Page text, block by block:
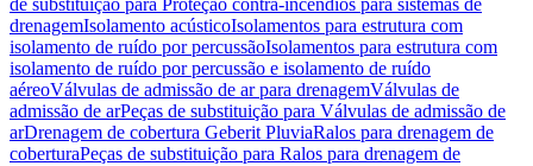
de substituição para Proteção contra-incêndios para sistemas de
drenagemIsolamento acústicoIsolamentos para estrutura com
isolamento de ruído por percussãoIsolamentos para estrutura com
isolamento de ruído por percussão e isolamento de ruído
aéreoVálvulas de admissão de ar para drenagemVálvulas de
admissão de arPeças de substituição para Válvulas de admissão de
arDrenagem de cobertura Geberit PluviaRalos para drenagem de
coberturaPeças de substituição para Ralos para drenagem de